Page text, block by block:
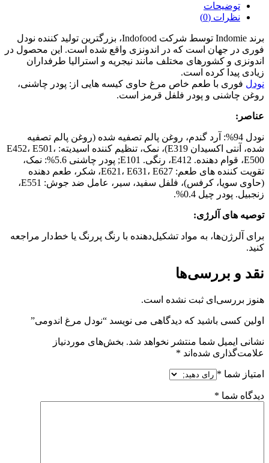
توضیحات
نظرات (0)
برند Indomie توسط شرکت Indofood، بزرگترین تولید کننده نودل
فوری در جهان است که در اندونزی واقع شده است. این محصول در
اندونزی و کشورهای مختلف مانند نیجریه و استرالیا طرفداران
زیادی پیدا کرده است.
نودل فوری با طعم خاص مرغ حاوی کیسه هایی از: پودر چاشنی،
روغن چاشنی و پودر فلفل قرمز است.
عناصر:
نودل 94%: آرد گندم، روغن پالم تصفیه شده (روغن پالم تصفیه
شده، آنتی اکسیدان E319)، نمک، تنظیم کننده اسیدیته: E452، E501،
E500، قوام دهنده. E412، رنگی. E101; پودر چاشنی 5.6%: نمک،
تقویت کننده های طعم: E621، E631، E627، شکر، طعم دهنده
(حاوی سویا، کرفس)، فلفل سفید، سیر، عامل ضد جوش: E551،
زنجبیل. پودر چیل 0.4%.
توصیه های آلرژی:
برای آلرژن‌ها، به مواد تشکیل‌دهنده با رنگ پررنگ یا خط‌دار مراجعه
کنید.
نقد و بررسی‌ها
هنوز بررسی‌ای ثبت نشده است.
اولین کسی باشید که دیدگاهی می نویسد “نودل مرغ اندومی”
نشانی ایمیل شما منتشر نخواهد شد. بخش‌های موردنیاز
علامت‌گذاری شده‌اند *
امتیاز شما *
دیدگاه شما *